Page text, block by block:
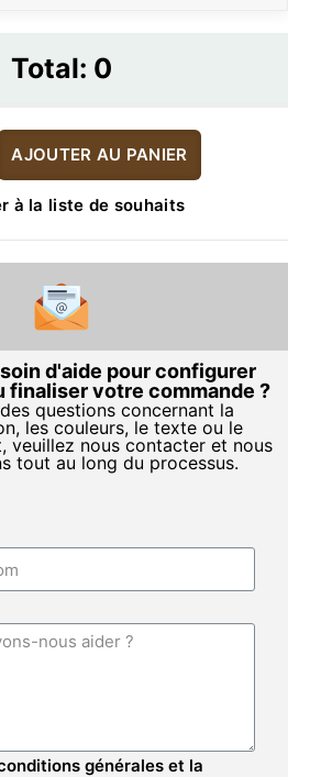
Total: 0
AJOUTER AU PANIER
à la liste de souhaits
d'aide pour configurer
finaliser votre commande ?
questions concernant la
les couleurs, le texte ou le
veuillez nous contacter et nous
tout au long du processus.
générales et la